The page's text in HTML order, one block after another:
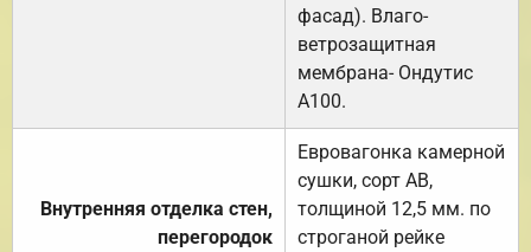
фасад). Влаго-
ветрозащитная
мембрана- Ондутис
А100.
Внутренняя отделка стен,
перегородок
Евровагонка камерной
сушки, сорт АВ,
толщиной 12,5 мм. по
строганой рейке